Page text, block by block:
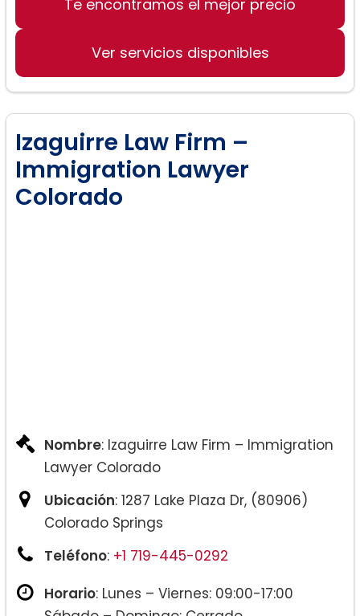
Te encontramos el mejor precio
Ver servicios disponibles
Izaguirre Law Firm –
Immigration Lawyer
Colorado
Nombre: Izaguirre Law Firm – Immigration
Lawyer Colorado
Ubicación: 1287 Lake Plaza Dr, (80906)
Colorado Springs
Teléfono: +1 719-445-0292
Horario: Lunes – Viernes: 09:00-17:00